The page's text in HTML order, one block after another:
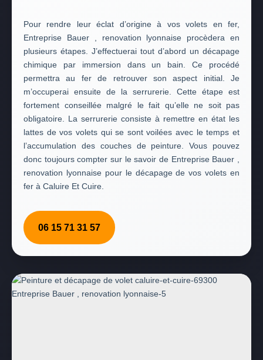
Pour rendre leur éclat d’origine à vos volets en fer,
Entreprise Bauer , renovation lyonnaise procèdera en
plusieurs étapes. J’effectuerai tout d’abord un décapage
chimique par immersion dans un bain. Ce procédé
permettra au fer de retrouver son aspect initial. Je
m’occuperai ensuite de la serrurerie. Cette étape est
fortement conseillée malgré le fait qu’elle ne soit pas
obligatoire. La serrurerie consiste à remettre en état les
lattes de vos volets qui se sont voilées avec le temps et
l’accumulation des couches de peinture. Vous pouvez
donc toujours compter sur le savoir de Entreprise Bauer ,
renovation lyonnaise pour le décapage de vos volets en
fer à Caluire Et Cuire.
06 15 71 31 57